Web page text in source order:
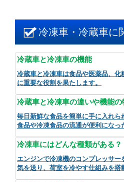
冷凍車・冷蔵車に
冷蔵車と冷凍車の機能
冷蔵車と冷凍車は食品や医薬品、
に重要な役割を果たします。
冷蔵車と冷凍車の違いや機能
毎日新鮮な食品を簡単に手に入れ
食品や冷凍食品の流通が便利になっ
冷凍車にはどんな種類がある？
エンジンで冷凍機のコンプレッサ
気を送り、荷室を冷やす仕組みを搭